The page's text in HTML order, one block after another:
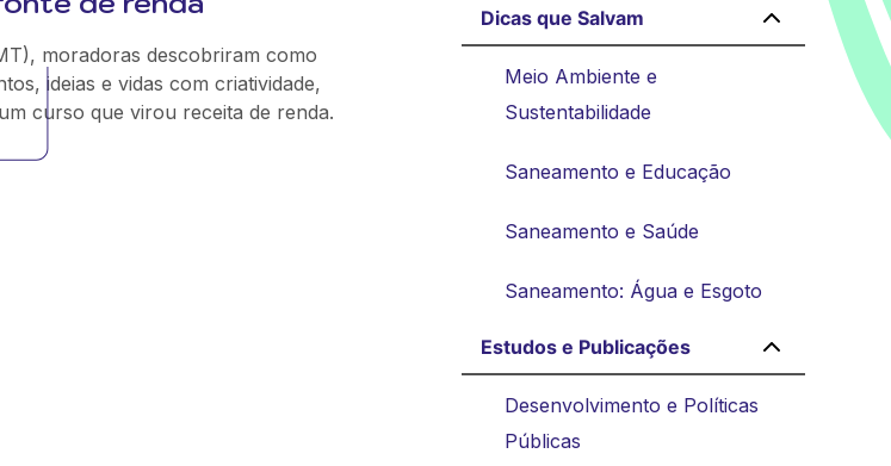
moradoras descobriram como
ideias e vidas com criatividade,
curso que virou receita de renda.
Dicas que Salvam
Meio Ambiente e
Sustentabilidade
Saneamento e Educação
Saneamento e Saúde
Saneamento: Água e Esgoto
Estudos e Publicações
Desenvolvimento e Políticas
Públicas